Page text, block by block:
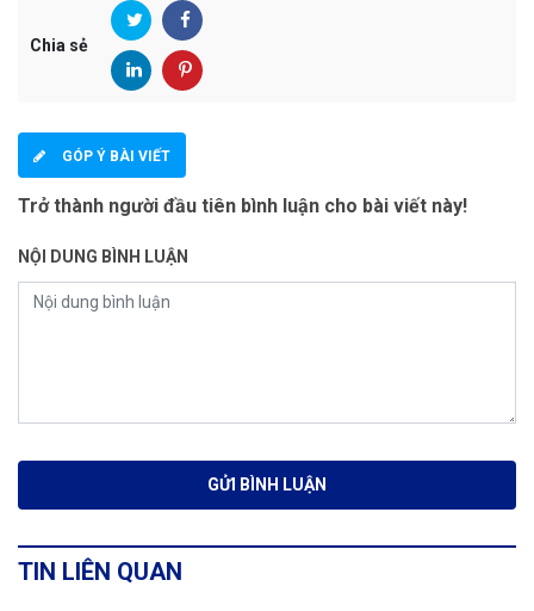
Chia sẻ
GÓP Ý BÀI VIẾT
Trở thành người đầu tiên bình luận cho bài viết này!
NỘI DUNG BÌNH LUẬN
TIN LIÊN QUAN